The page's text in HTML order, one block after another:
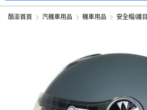
酷澎首頁 汽機車用品 機車用品 安全帽/護